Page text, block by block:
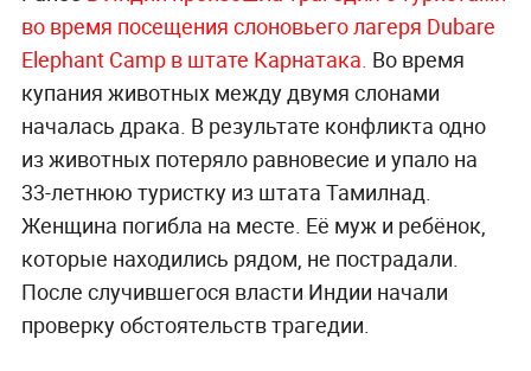
во время посещения слоновьего лагеря Dubare
Elephant Camp в штате Карнатака. Во время
купания животных между двумя слонами
началась драка. В результате конфликта одно
из животных потеряло равновесие и упало на
33-летнюю туристку из штата Тамилнад.
Женщина погибла на месте. Её муж и ребёнок,
которые находились рядом, не пострадали.
После случившегося власти Индии начали
проверку обстоятельств трагедии.